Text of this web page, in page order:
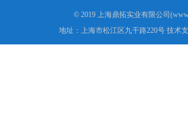
© 2019 上海鼎拓实业有限公司
地址：上海市松江区九干路220号 技术